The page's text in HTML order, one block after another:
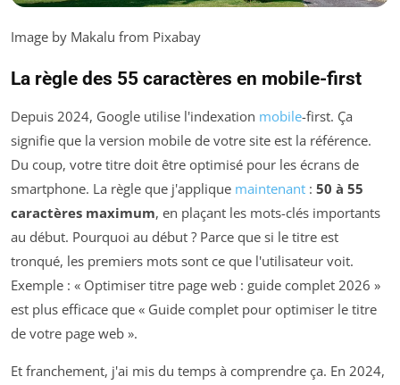
Image by Makalu from Pixabay
La règle des 55 caractères en mobile-first
Depuis 2024, Google utilise l'indexation mobile-first. Ça
signifie que la version mobile de votre site est la référence.
Du coup, votre titre doit être optimisé pour les écrans de
smartphone. La règle que j'applique maintenant : 50 à 55
caractères maximum, en plaçant les mots-clés importants
au début. Pourquoi au début ? Parce que si le titre est
tronqué, les premiers mots sont ce que l'utilisateur voit.
Exemple : « Optimiser titre page web : guide complet 2026 »
est plus efficace que « Guide complet pour optimiser le titre
de votre page web ».
Et franchement, j'ai mis du temps à comprendre ça. En 2024,